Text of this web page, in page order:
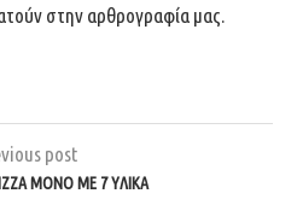
στην αρθρογραφία μας.
post
ΜΌΝΟ ΜΕ 7 ΥΛΙΚΆ